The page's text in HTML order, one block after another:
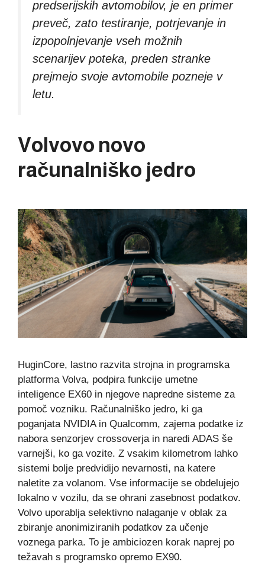
predserijskih avtomobilov, je en primer
preveč, zato testiranje, potrjevanje in
izpopolnjevanje vseh možnih
scenarijev poteka, preden stranke
prejmejo svoje avtomobile pozneje v
letu.
Volvovo novo
računalniško jedro
HuginCore, lastno razvita strojna in programska
platforma Volva, podpira funkcije umetne
inteligence EX60 in njegove napredne sisteme za
pomoč vozniku. Računalniško jedro, ki ga
poganjata NVIDIA in Qualcomm, zajema podatke iz
nabora senzorjev crossoverja in naredi ADAS še
varnejši, ko ga vozite. Z vsakim kilometrom lahko
sistemi bolje predvidijo nevarnosti, na katere
naletite za volanom. Vse informacije se obdelujejo
lokalno v vozilu, da se ohrani zasebnost podatkov.
Volvo uporablja selektivno nalaganje v oblak za
zbiranje anonimiziranih podatkov za učenje
voznega parka. To je ambiciozen korak naprej po
težavah s programsko opremo EX90.